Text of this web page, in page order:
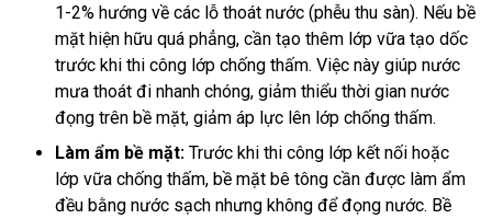
1-2% hướng về các lỗ thoát nước (phễu thu sàn). Nếu bề
mặt hiện hữu quá phẳng, cần tạo thêm lớp vữa tạo dốc
trước khi thi công lớp chống thấm. Việc này giúp nước
mưa thoát đi nhanh chóng, giảm thiểu thời gian nước
đọng trên bề mặt, giảm áp lực lên lớp chống thấm.
Làm ẩm bề mặt: Trước khi thi công lớp kết nối hoặc
lớp vữa chống thấm, bề mặt bê tông cần được làm ẩm
đều bằng nước sạch nhưng không để đọng nước. Bề